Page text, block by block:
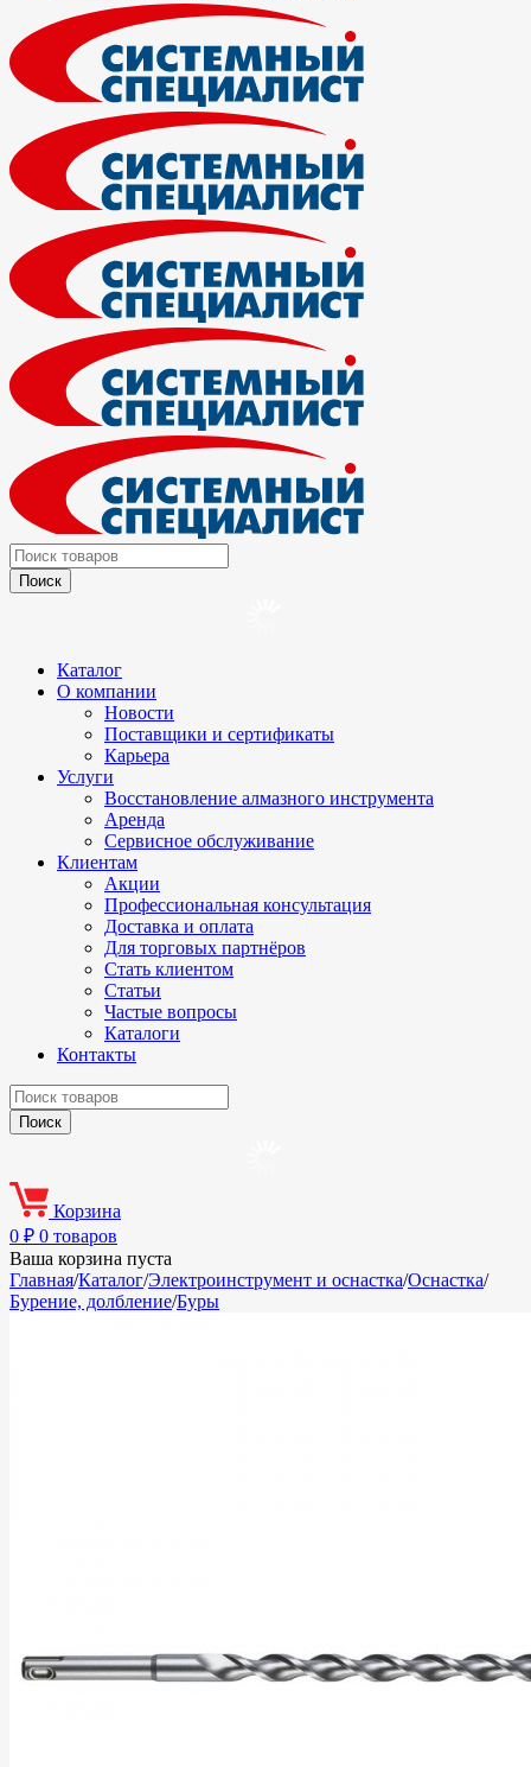
Каталог
О компании
Новости
Поставщики и сертификаты
Карьера
Услуги
Восстановление алмазного инструмента
Аренда
Сервисное обслуживание
Клиентам
Акции
Профессиональная консультация
Доставка и оплата
Для торговых партнёров
Стать клиентом
Статьи
Частые вопросы
Каталоги
Контакты
Корзина
0 ₽ 0 товаров
Ваша корзина пуста
Главная/Каталог/Электроинструмент и оснастка/Оснастка/
Бурение, долбление/Буры